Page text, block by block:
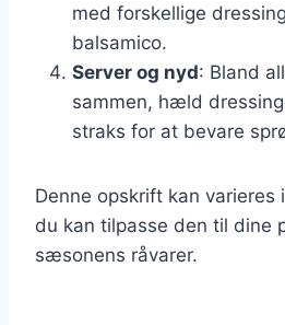
med forskellige
balsamico.
Server og nyd: Bland
sammen, hæld
straks for at bevare
Denne opskrift kan varieres
du kan tilpasse den til dine
sæsonens råvarer.